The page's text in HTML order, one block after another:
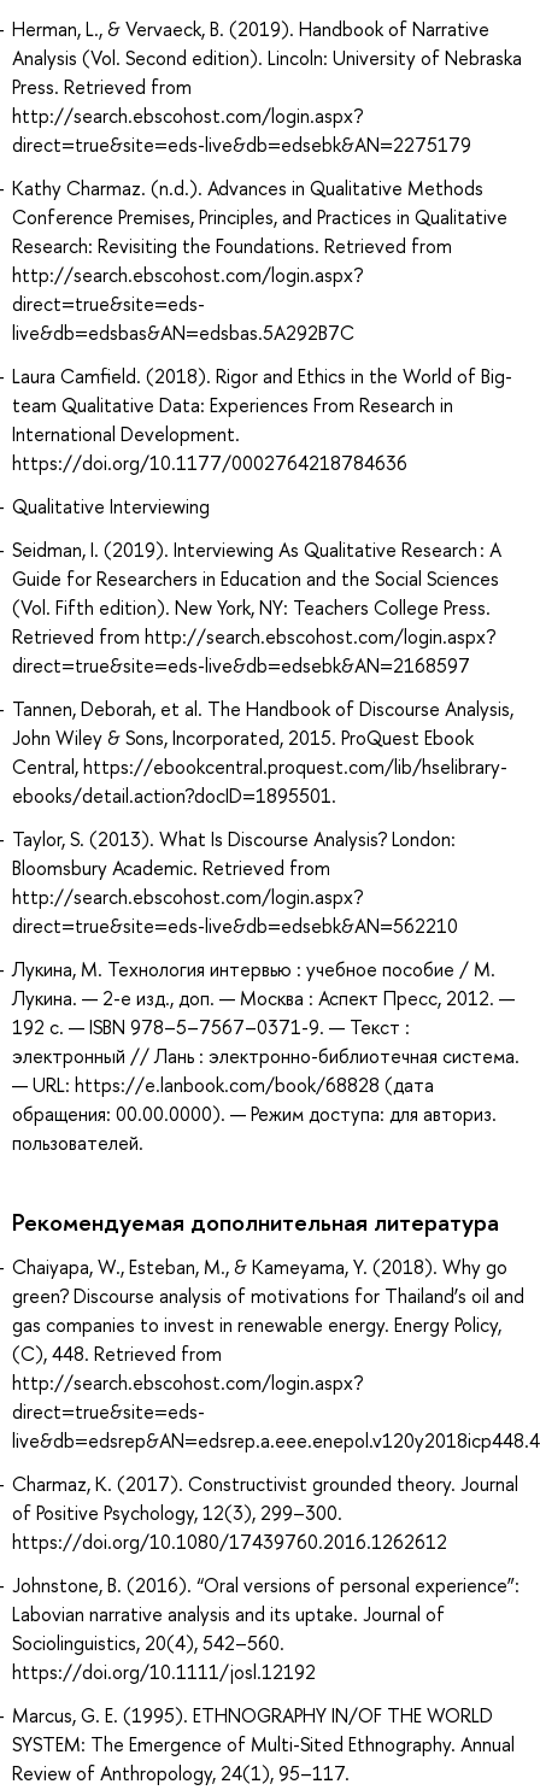
Herman, L., & Vervaeck, B. (2019). Handbook of Narrative
Analysis (Vol. Second edition). Lincoln: University of Nebraska
Press. Retrieved from
http://search.ebscohost.com/login.aspx?
direct=true&site=eds-live&db=edsebk&AN=2275179
Kathy Charmaz. (n.d.). Advances in Qualitative Methods
Conference Premises, Principles, and Practices in Qualitative
Research: Revisiting the Foundations. Retrieved from
http://search.ebscohost.com/login.aspx?
direct=true&site=eds-
live&db=edsbas&AN=edsbas.5A292B7C
Laura Camfield. (2018). Rigor and Ethics in the World of Big-
team Qualitative Data: Experiences From Research in
International Development.
https://doi.org/10.1177/0002764218784636
Qualitative Interviewing
Seidman, I. (2019). Interviewing As Qualitative Research : A
Guide for Researchers in Education and the Social Sciences
(Vol. Fifth edition). New York, NY: Teachers College Press.
Retrieved from http://search.ebscohost.com/login.aspx?
direct=true&site=eds-live&db=edsebk&AN=2168597
Tannen, Deborah, et al. The Handbook of Discourse Analysis,
John Wiley & Sons, Incorporated, 2015. ProQuest Ebook
Central, https://ebookcentral.proquest.com/lib/hselibrary-
ebooks/detail.action?docID=1895501.
Taylor, S. (2013). What Is Discourse Analysis? London:
Bloomsbury Academic. Retrieved from
http://search.ebscohost.com/login.aspx?
direct=true&site=eds-live&db=edsebk&AN=562210
Лукина, М. Технология интервью : учебное пособие / М.
Лукина. — 2-е изд., доп. — Москва : Аспект Пресс, 2012. —
192 с. — ISBN 978–5–7567–0371-9. — Текст :
электронный // Лань : электронно-библиотечная система.
— URL: https://e.lanbook.com/book/68828 (дата
обращения: 00.00.0000). — Режим доступа: для авториз.
пользователей.
Рекомендуемая дополнительная литература
Chaiyapa, W., Esteban, M., & Kameyama, Y. (2018). Why go
green? Discourse analysis of motivations for Thailand’s oil and
gas companies to invest in renewable energy. Energy Policy,
(C), 448. Retrieved from
http://search.ebscohost.com/login.aspx?
direct=true&site=eds-
Charmaz, K. (2017). Constructivist grounded theory. Journal
of Positive Psychology, 12(3), 299–300.
https://doi.org/10.1080/17439760.2016.1262612
Johnstone, B. (2016). “Oral versions of personal experience”:
Labovian narrative analysis and its uptake. Journal of
Sociolinguistics, 20(4), 542–560.
https://doi.org/10.1111/josl.12192
Marcus, G. E. (1995). ETHNOGRAPHY IN/OF THE WORLD
SYSTEM: The Emergence of Multi-Sited Ethnography. Annual
Review of Anthropology, 24(1), 95–117.